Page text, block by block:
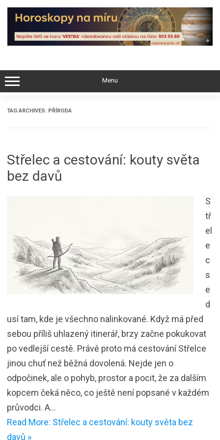
Skip
content
Menu
TAG ARCHIVES: PŘÍRODA
Střelec a cestování: kouty světa
bez davů
S
tř
el
e
c
s
e
d
usí tam, kde je všechno nalinkované. Když má před
sebou příliš uhlazený itinerář, brzy začne pokukovat
po vedlejší cestě. Právě proto má cestování Střelce
jinou chuť než běžná dovolená. Nejde jen o
odpočinek, ale o pohyb, prostor a pocit, že za dalším
kopcem čeká něco, co ještě není popsané v každém
průvodci. A…
Read More: Střelec a cestování: kouty světa bez
davů »